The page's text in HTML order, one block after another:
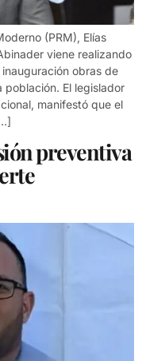
(PRM), Elías
viene realizando
obras de
El legislador
manifestó que el
preventiva